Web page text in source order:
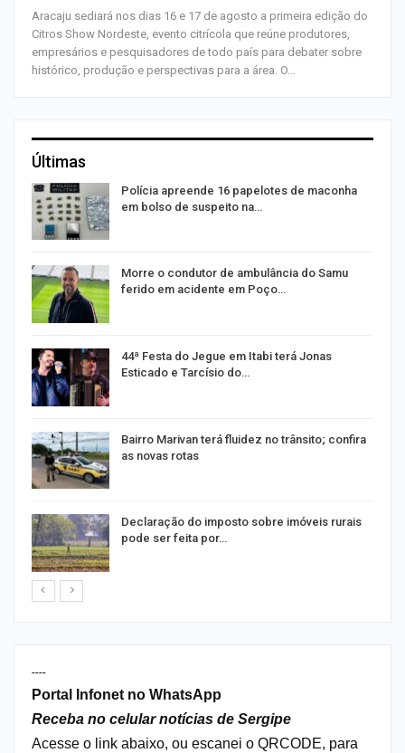
Aracaju sediará nos dias 16 e 17 de agosto a primeira edição do
Citros Show Nordeste, evento citrícola que reúne produtores,
empresários e pesquisadores de todo país para debater sobre
histórico, produção e perspectivas para a área. O…
Últimas
Polícia apreende 16 papelotes de maconha
em bolso de suspeito na…
Morre o condutor de ambulância do Samu
ferido em acidente em Poço…
44ª Festa do Jegue em Itabi terá Jonas
Esticado e Tarcísio do…
Bairro Marivan terá fluidez no trânsito; confira
as novas rotas
Declaração do imposto sobre imóveis rurais
pode ser feita por…
----
Portal Infonet no WhatsApp
Receba no celular notícias de Sergipe
Acesse o link abaixo, ou escanei o QRCODE, para